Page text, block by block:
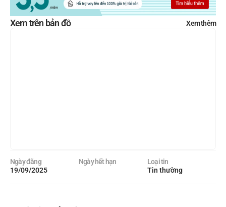
Xem trên bản đồ Xem thêm
Ngày đăng
19/09/2025
Ngày hết hạn
Loại tin
Tin thường